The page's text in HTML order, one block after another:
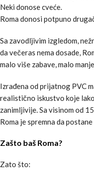
Neki donose cveće.
Roma donosi potpuno
Sa zavodljivim izgledom,
da večeras nema dosade,
malo više zabave, malo
Izrađena od prijatnog PVC
realistično iskustvo koje
zanimljivije. Sa visinom od
Roma je spremna da
Zašto baš Roma?
Zato što: